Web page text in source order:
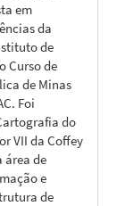
em
da
de
Curso de
de Minas
Foi
do
VII da Coffey
área de
e
de